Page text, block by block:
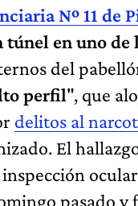
Nº 11 de
túnel en uno de
del
perfil", que
delitos al
El
pasado y